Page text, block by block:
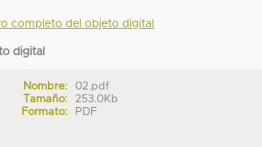
completo del objeto digital
digital
Nombre:
02.pdf
Tamaño:
253.0Kb
Formato:
PDF